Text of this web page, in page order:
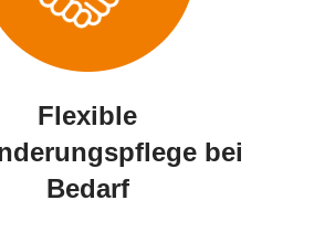
Flexible
bei
Bedarf